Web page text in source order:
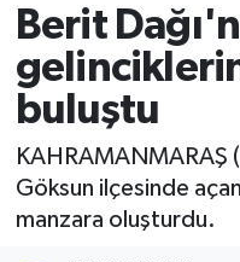
Berit
buluştu
KAHRAMANMARAŞ
Göksun ilçesinde
manzara oluşturdu.
Sağlık
Siyaset
Spor
Teknoloji
Son Dakika
Haber Arşivi